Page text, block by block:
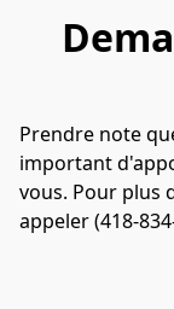
Prendre note
important
vous. Pour plus
appeler (418-